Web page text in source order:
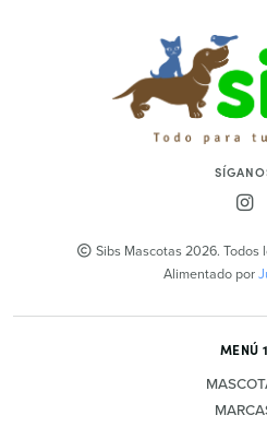
Sibs Mascotas 2026. Todos
Alimentado por
MENÚ 1